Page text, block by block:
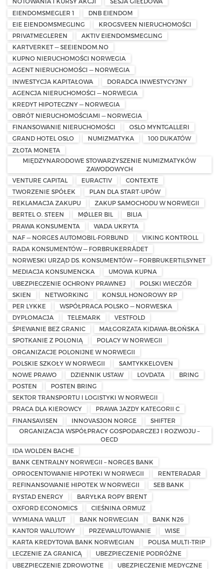
EIENDOMSMEGLER 1
DNB EIENDOM
EIE EIENDOMSMEGLING
KROGSVEEN NIERUCHOMOŚCI
PRIVATMEGLEREN
AKTIV EIENDOMSMEGLING
KARTVERKET — SEEIENDOM.NO
KUPNO NIERUCHOMOŚCI NORWEGIA
AGENT NIERUCHOMOŚCI — NORWEGIA
INWESTYCJA KAPITAŁOWA
DORADCA INWESTYCYJNY
AGENCJA NIERUCHOMOŚCI — NORWEGIA
KREDYT HIPOTECZNY — NORWEGIA
OBRÓT NIERUCHOMOŚCIAMI — NORWEGIA
FINANSOWANIE NIERUCHOMOŚCI
OSLO MYNTGALLERI
GRAND HOTEL OSLO
NUMIZMATYKA
100 DUKATÓW
ZŁOTA MONETA
MIĘDZYNARODOWE STOWARZYSZENIE NUMIZMATYKÓW
ZAWODOWYCH
VENTURE CAPITAL
EURACTIV
CONTEXTE
TWORZENIE SPÓŁEK
PLAN DLA START-UPÓW
REKLAMACJA ZAKUPU
ZAKUP SAMOCHODU W NORWEGII
BERTEL O. STEEN
MØLLER BIL
BILIA
PRAWA KONSUMENTA
WADA UKRYTA
NAF — NORGES AUTOMOBIL-FORBUND
VIKING KONTROLL
RADA KONSUMENTÓW — FORBRUKERRÅDET
NORWESKI URZĄD DS. KONSUMENTÓW — FORBRUKERTILSYNET
MEDIACJA KONSUMENCKA
UMOWA KUPNA
UBEZPIECZENIE OCHRONY PRAWNEJ
POLSKI WIECZÓR
SKIEN
NETWORKING
KONSUL HONOROWY RP
PER LYKKE
WSPÓŁPRACA POLSKO — NORWESKA
DYPLOMACJA
TELEMARK
VESTFOLD
ŚPIEWANIE BEZ GRANIC
MAŁGORZATA KIDAWA-BŁOŃSKA
SPOTKANIE Z POLONIĄ
POLACY W NORWEGII
ORGANIZACJE POLONIJNE W NORWEGII
POLSKIE SZKOŁY W NORWEGII
SAMTYKKELOVEN
NOWE PRAWO
DZIENNIK USTAW LOVDATA
BRING
POSTEN
POSTEN BRING
SEKTOR TRANSPORTU I LOGISTYKI W NORWEGII
PRACA DLA KIEROWCY
PRAWA JAZDY KATEGORII C
FINANSAVISEN
INNOVASJON NORGE
SHIFTER
ORGANIZACJA WSPÓŁPRACY GOSPODARCZEJ I ROZWOJU –
OECD
IDA WOLDEN BACHE
BANK CENTRALNY NORWEGII – NORGES BANK
OPROCENTOWANIE HIPOTEKI W NORWEGII
RENTERADAR
REFINANSOWANIE HIPOTEK W NORWEGII
SEB BANK
RYSTAD ENERGY
BARYŁKA ROPY BRENT
OXFORD ECONOMICS
CIEŚNINA ORMUZ
WYMIANA WALUT
BANK NORWEGIAN
BANK N26
KANTOR WALUTOWY
PRZEWALUTOWANIE
WISE
KARTA KREDYTOWA BANK NORWEGIAN
POLISA MULTI-TRIP
LECZENIE ZA GRANICĄ
UBEZPIECZENIE PODRÓŻNE
UBEZPIECZENIE ZDROWOTNE
UBEZPIECZENIE MEDYCZNE